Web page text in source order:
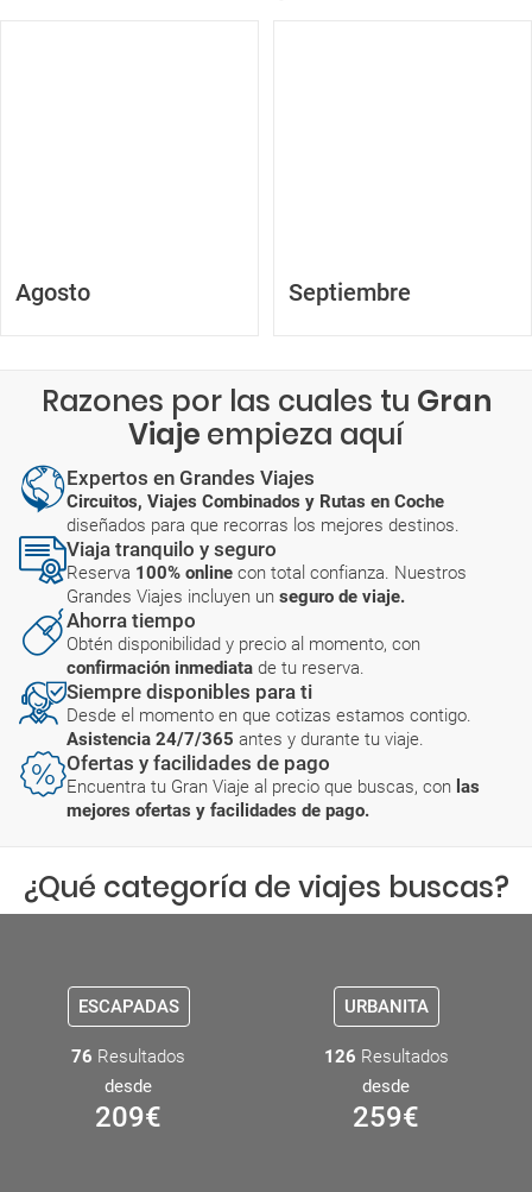
Agosto Septiembre
Razones por las cuales tu Gran
Viaje empieza aquí
Expertos en Grandes Viajes
Circuitos, Viajes Combinados y Rutas en Coche
diseñados para que recorras los mejores destinos.
Viaja tranquilo y seguro
Reserva 100% online con total confianza. Nuestros
Grandes Viajes incluyen un seguro de viaje.
Ahorra tiempo
Obtén disponibilidad y precio al momento, con
confirmación inmediata de tu reserva.
Siempre disponibles para ti
Desde el momento en que cotizas estamos contigo.
Asistencia 24/7/365 antes y durante tu viaje.
Ofertas y facilidades de pago
Encuentra tu Gran Viaje al precio que buscas, con las
mejores ofertas y facilidades de pago.
¿Qué categoría de viajes buscas?
ESCAPADAS
76 Resultados
desde
209€
URBANITA
126 Resultados
desde
259€